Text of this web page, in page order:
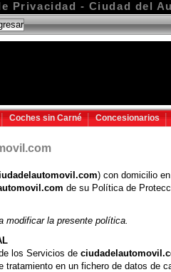
Privacidad - Ciudad del
Coches sin Carné Concesionarios
) con domicilio
de su Política de
modificar la presente política.
los Servicios de
en un fichero de datos de